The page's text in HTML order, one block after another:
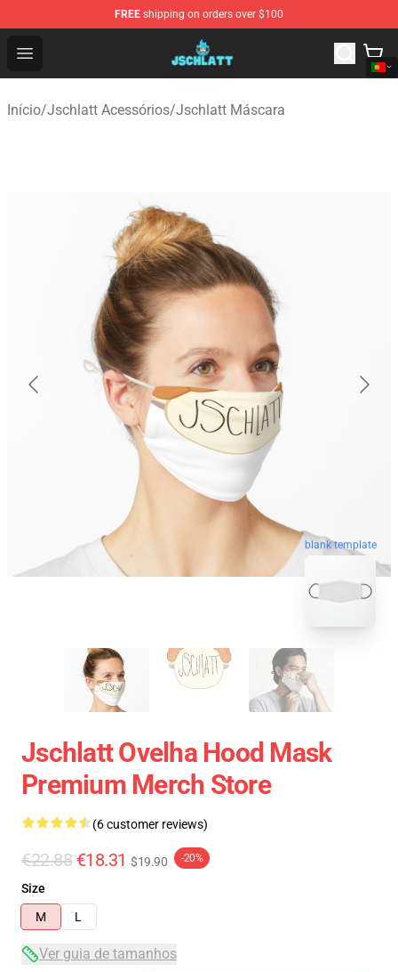
FREE shipping on orders over $100
Open menu
Jschlatt Store - Official Jschlatt Merchandise Shop
Início/Jschlatt Acessórios/Jschlatt Máscara
blank template
Jschlatt Ovelha Hood Mask
Premium Merch Store
(6 customer reviews)
€22.88 €18.31 $19.90 -20%
Size
M
L
Ver guia de tamanhos